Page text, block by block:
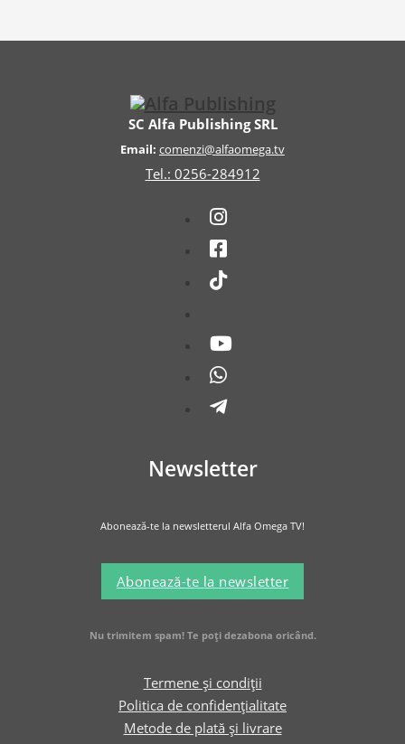
SC Alfa Publishing SRL
Email: comenzi@alfaomega.tv
Tel.: 0256-284912
Newsletter
Abonează-te la newsletterul Alfa Omega TV!
Abonează-te la newsletter
Nu trimitem spam! Te poți dezabona oricând.
Termene și condiții
Politica de confidențialitate
Metode de plată și livrare